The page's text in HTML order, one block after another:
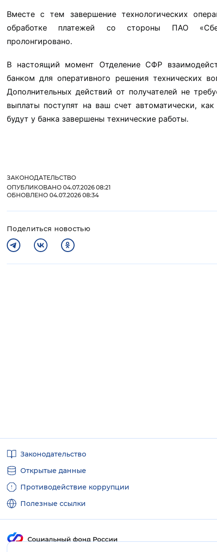
Изображения
Включены
Воспроизвести Остановить
Вместе с тем завершение технологических
обработке платежей со стороны ПАО
пролонгировано.
В настоящий момент Отделение СФР
банком для оперативного решения технических
Дополнительных действий от получателей не
выплаты поступят на ваш счет автоматически, как
будут у банка завершены технические работы.
ЗАКОНОДАТЕЛЬСТВО
ОПУБЛИКОВАНО 04.07.2026 08:21
ОБНОВЛЕНО 04.07.2026 08:34
Поделиться новостью
ссылкиЗаконодательство
Открытые данные
Противодействие коррупции
Полезные ссылки